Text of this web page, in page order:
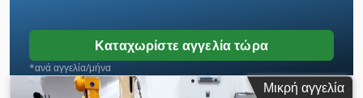
Καταχωρίστε αγγελία τώρα
*ανά αγγελία/μήνα
Μικρή αγγελία